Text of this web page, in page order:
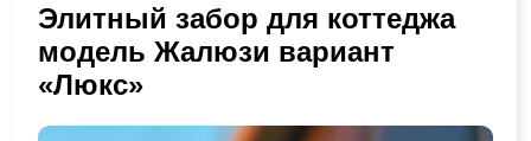
Элитный забор для коттеджа
модель Жалюзи вариант
«Люкс»